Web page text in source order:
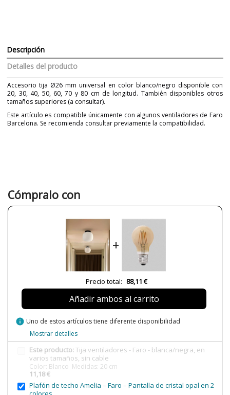
Descripción
Detalles del producto
Accesorio tija Ø26 mm universal en color blanco/negro disponible con
20, 30, 40, 50, 60, 70 y 80 cm de longitud. También disponibles otros
tamaños superiores (a consultar).
Este artículo es compatible únicamente con algunos ventiladores de Faro
Barcelona. Se recomienda consultar previamente la compatibilidad.
Plazo de Envío
Cómpralo con
+
Precio total: 88,11 €
Añadir ambos al carrito
info Uno de estos artículos tiene diferente disponibilidad
Mostrar detalles
Este producto: Tija ventiladores - Faro - blanca/negra, en
varios tamaños, sin cable
Color: Blanco Medidas: 20 cm
11,18 €
Plafón de techo Amelia – Faro – Pantalla de cristal opal en 2